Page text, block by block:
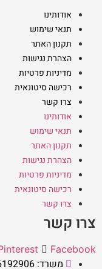
אודותינו
תנאי שימוש
תקנון האתר
הצהרת נגישות
מדיניות פרטיות
רכישה סיטונאית
צרו קשר
אודותינו
תנאי שימוש
תקנון האתר
הצהרת נגישות
מדיניות פרטיות
רכישה סיטונאית
צרו קשר
צרו קשר
Pinterest Facebook
משרד: 03-6192906